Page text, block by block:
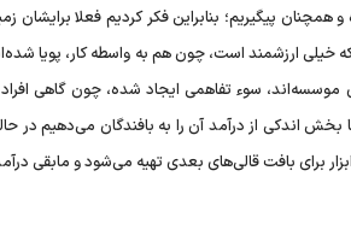
پیگیریم؛ بنابراین فکر کردیم فعلا برایشان
بین ۲ و نیم تا ۳ میلیون تومان درآمد دارند که خیلی ارزشمند است، چون هم به واسطه کار،
موسسه‌اند، سوء تفاهمی ایجاد شده، چون گاهی
اندکی از درآمد آن را به بافندگان می‌دهیم در
برای بافت قالی‌های بعدی تهیه می‌شود و مابقی